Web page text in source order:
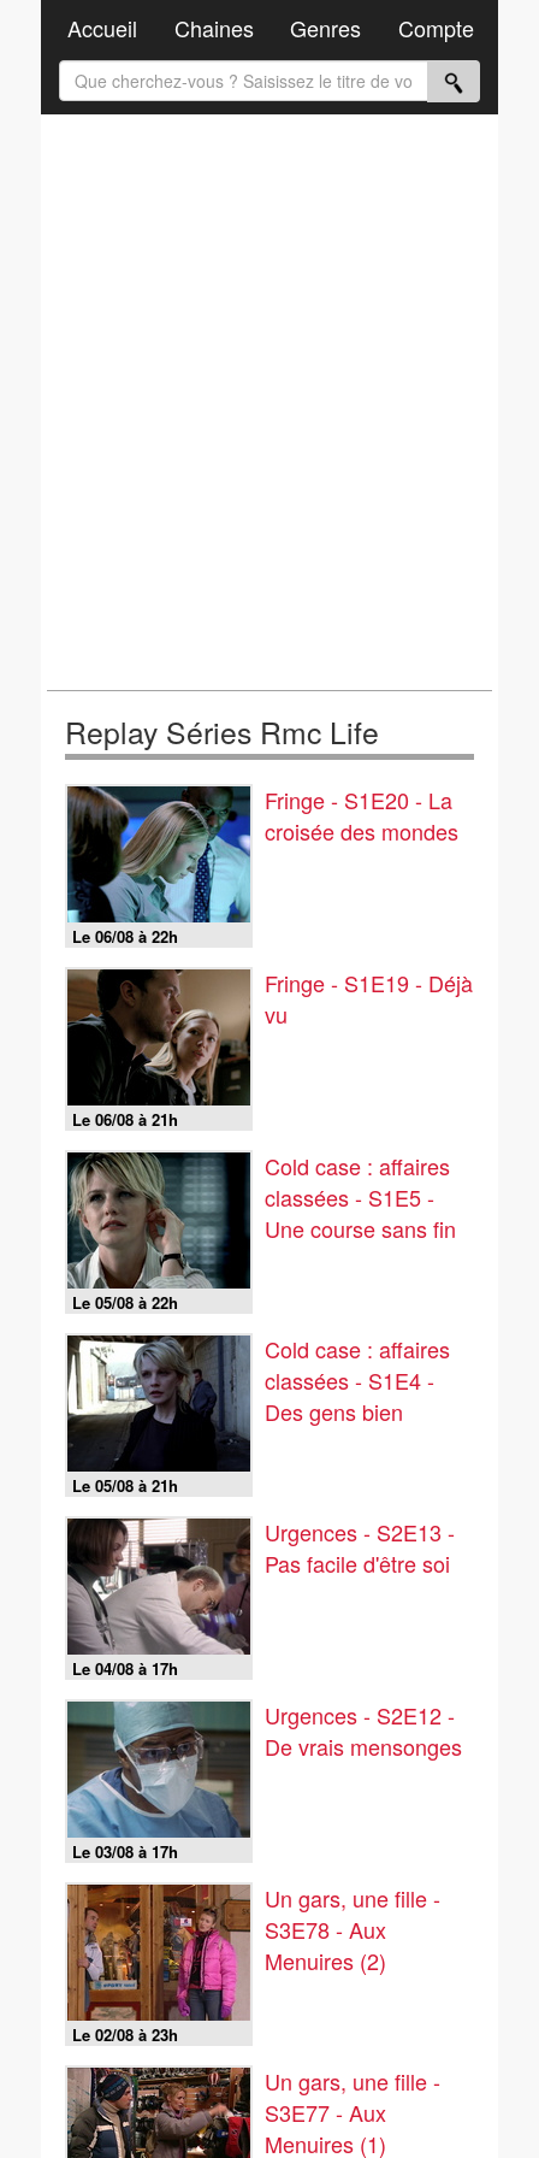
Replay Séries Rmc Life
Le 06/08 à 22h
Fringe - S1E20 - La
croisée des mondes
Le 06/08 à 21h
Fringe - S1E19 - Déjà
vu
Le 05/08 à 22h
Cold case : affaires
classées - S1E5 -
Une course sans fin
Le 05/08 à 21h
Cold case : affaires
classées - S1E4 -
Des gens bien
Le 04/08 à 17h
Urgences - S2E13 -
Pas facile d'être soi
Le 03/08 à 17h
Urgences - S2E12 -
De vrais mensonges
Le 02/08 à 23h
Un gars, une fille -
S3E78 - Aux
Menuires (2)
Un gars, une fille -
S3E77 - Aux
Menuires (1)
Accueil Chaines Genres Compte